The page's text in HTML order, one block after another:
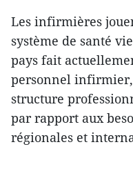
Les infirmières
système de santé
pays fait
personnel
structure
par rapport aux
régionales et